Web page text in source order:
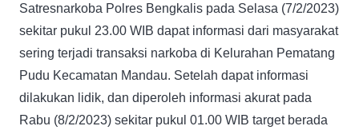
Satresnarkoba Polres Bengkalis pada Selasa (7/2/2023)
sekitar pukul 23.00 WIB dapat informasi dari masyarakat
sering terjadi transaksi narkoba di Kelurahan Pematang
Pudu Kecamatan Mandau. Setelah dapat informasi
dilakukan lidik, dan diperoleh informasi akurat pada
Rabu (8/2/2023) sekitar pukul 01.00 WIB target berada